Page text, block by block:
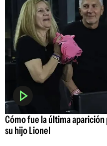
Cómo fue la última
su hijo Lionel